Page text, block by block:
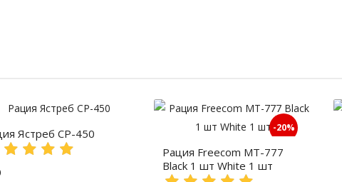
Ястреб СР-450 -20%
Рация Freecom MT-777
Black 1 шт White 1 шт